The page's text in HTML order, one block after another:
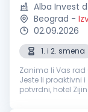
Alba Invest
Beograd -
02.09.2026
1. i 2. smena
Zanima li Vas
Jeste li proaktivni
potvrdni, hotel